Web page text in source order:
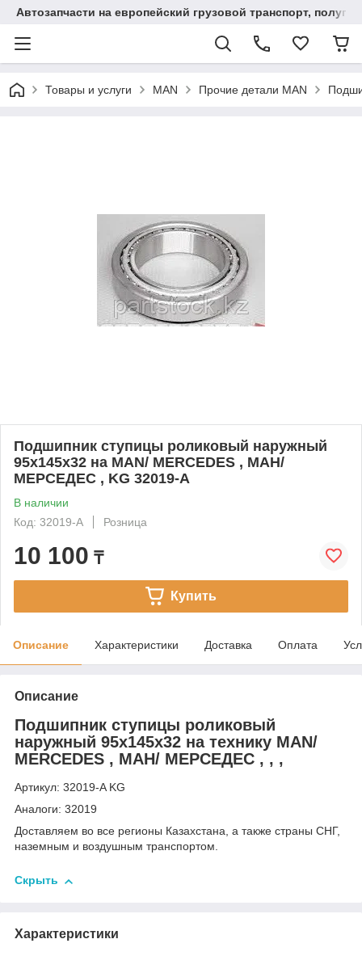
Автозапчасти на европейский грузовой транспорт,
Товары и услуги MAN Прочие детали MAN
Подшипник ступицы роликовый наружный
95x145x32 на MAN/ MERCEDES , МАН/
МЕРСЕДЕС , KG 32019-A
В наличии
Код: 32019-A
Розница
10 100 ₸
Купить
Описание Характеристики Доставка Оплата
Описание
Подшипник ступицы роликовый
наружный 95x145x32 на технику MAN/
MERCEDES , МАН/ МЕРСЕДЕС , , ,
Артикул: 32019-A KG
Аналоги: 32019
Доставляем во все регионы Казахстана, а также страны СНГ,
наземным и воздушным транспортом.
Скрыть
Характеристики